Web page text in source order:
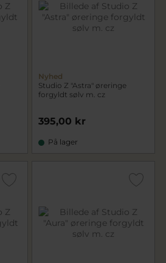
Nyhed
Studio Z "Astra" øreringe
forgyldt sølv m. cz
395,00 kr
På lager